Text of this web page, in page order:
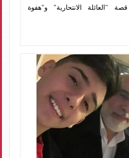
"العائلة الانتحارية" و"هفوة